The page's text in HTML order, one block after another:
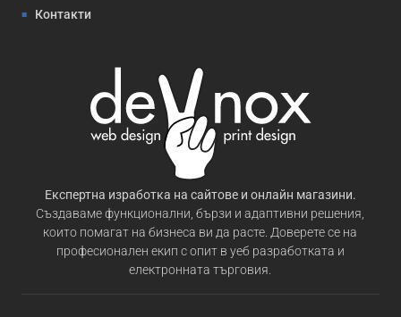
Контакти
Експертна изработка на сайтове и онлайн магазини.
Създаваме функционални, бързи и адаптивни решения,
които помагат на бизнеса ви да расте. Доверете се на
професионален екип с опит в уеб разработката и
електронната търговия.